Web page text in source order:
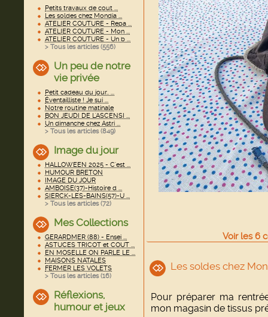
Petits travaux de cout ...
Les soldes chez Mondia ...
ATELIER COUTURE - Repa ...
ATELIER COUTURE - Mon ...
ATELIER COUTURE - Un b ...
> Tous les articles (556)
Un peu de notre
vie privée
Petit cadeau du jour.. ...
Éventailliste ! Je sui ...
Notre routine matinale
BON JEUDI DE L'ASCENSI ...
Un dimanche chez Astri ...
> Tous les articles (849)
Image du jour
HALLOWEEN 2025 - C'est ...
HUMOUR BRETON
IMAGE DU JOUR
AMBOISE(37)-Histoire d ...
SIERCK-LES-BAINS(57)-U ...
> Tous les articles (72)
Mes Collections
GERARDMER (88) - Ensei ...
ASTUCES TRICOT et COUT ...
EN MOSELLE ON PARLE LE ...
MAISONS NATALES
FERMER LES VOLETS
> Tous les articles (16)
Réflexions,
humour et jeux
Voir les6
Les soldes chez
Pour préparer ma
mon magasin de tissus